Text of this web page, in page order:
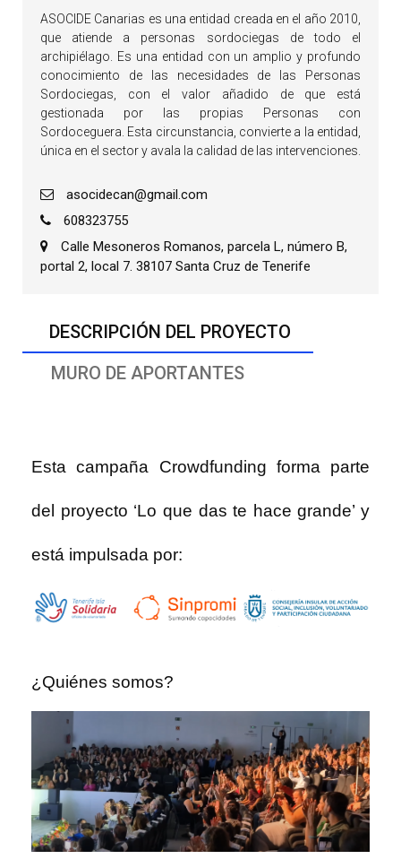
DESCRIPCIÓN DEL PROYECTO
MURO DE APORTANTES
Esta campaña Crowdfunding forma parte
del proyecto ‘Lo que das te hace grande’ y
está impulsada por:
¿Quiénes somos?
ASOCIDE Canarias es una entidad creada en el año 2010,
que atiende a personas sordociegas de todo el
archipiélago. Es una entidad con un amplio y profundo
conocimiento de las necesidades de las Personas
Sordociegas, con el valor añadido de que está
gestionada por las propias Personas con
Sordoceguera. Esta circunstancia, convierte a la entidad,
única en el sector y avala la calidad de las intervenciones.
asocidecan@gmail.com
608323755
Calle Mesoneros Romanos, parcela L, número B,
portal 2, local 7. 38107 Santa Cruz de Tenerife